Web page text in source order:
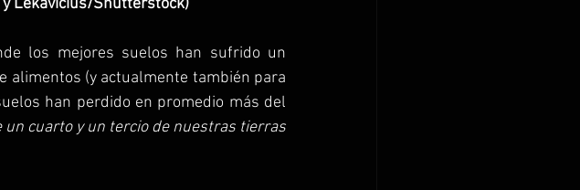
y Lekavicius/Shutterstock)
los mejores suelos han sufrido un
alimentos (y actualmente también para
han perdido en promedio más del
un cuarto y un tercio de nuestras tierras